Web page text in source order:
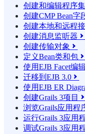
创建和编辑程序
创建CMP Bean字
创建本地和远程
创建消息监听器 
创建传输对象 
定义Bean类和包 
使用EJB Facet编
迁移到EJB 3.0 
使用EJB ER
创建Grails 3项目 
浏览Grails应用程
运行Grails 3应用
调试Grails 3应用